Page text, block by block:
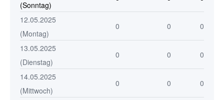
(Sonntag)
12.05.2025
(Montag)
0 0 0
13.05.2025
(Dienstag)
0 0 0
14.05.2025
(Mittwoch)
0 0 0